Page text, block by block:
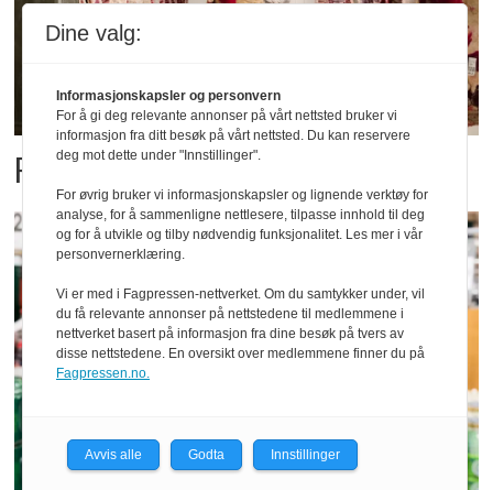
Fatland forbedret resultatet
Dine valg:
Informasjonskapsler og personvern
For å gi deg relevante annonser på vårt nettsted bruker vi
informasjon fra ditt besøk på vårt nettsted. Du kan reservere
deg mot dette under "Innstillinger".
For øvrig bruker vi informasjonskapsler og lignende verktøy for
analyse, for å sammenligne nettlesere, tilpasse innhold til deg
og for å utvikle og tilby nødvendig funksjonalitet. Les mer i vår
personvernerklæring.
Vi er med i Fagpressen-nettverket. Om du samtykker under, vil
du få relevante annonser på nettstedene til medlemmene i
nettverket basert på informasjon fra dine besøk på tvers av
disse nettstedene. En oversikt over medlemmene finner du på
Fagpressen.no.
Avvis alle Godta Innstillinger